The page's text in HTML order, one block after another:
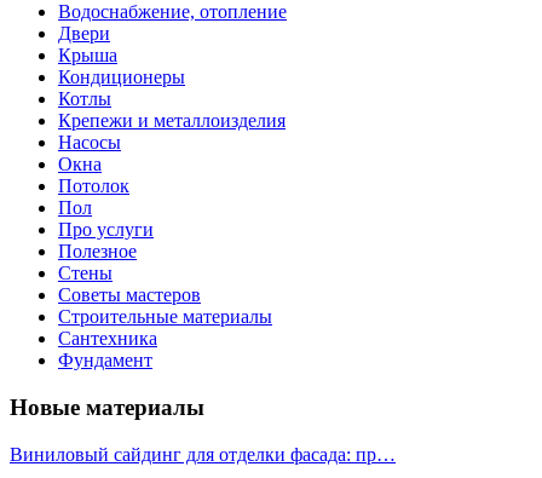
Водоснабжение, отопление
Двери
Крыша
Кондиционеры
Котлы
Крепежи и металлоизделия
Насосы
Окна
Потолок
Пол
Про услуги
Полезное
Стены
Советы мастеров
Строительные материалы
Сантехника
Фундамент
Новые материалы
Виниловый сайдинг для отделки фасада: пр…